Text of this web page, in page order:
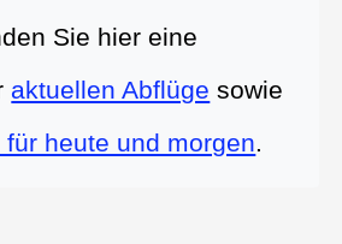
Sie hier eine
aktuellen Abflüge sowie
für heute und morgen.